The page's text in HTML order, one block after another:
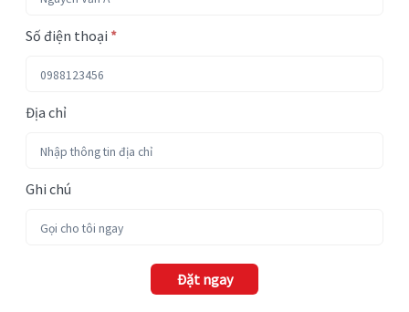
Số điện thoại *
Địa chỉ
Ghi chú
Đặt ngay